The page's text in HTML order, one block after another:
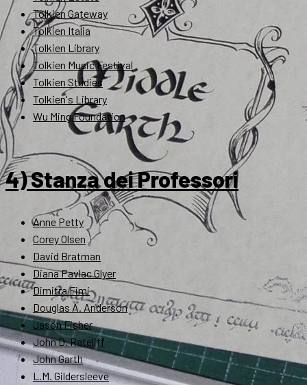
Tolkien Gateway
Tolkien Italia
Tolkien Library
Tolkien Music Festival
Tolkien Studies
Tolkien's Library
Wu Ming Foundation
4) Stanza dei Professori
Anne Petty
Corey Olsen
David Bratman
Diana Pavlac Glyer
Dimitra Fimi
Douglas A. Anderson
Jason Fisher
John D. Rateliff
John Garth
L.M. Gildersleeve